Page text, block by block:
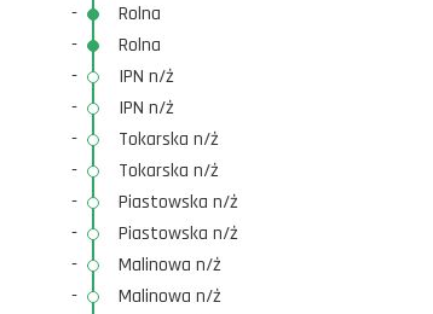
-
Rolna
-
Rolna
-
IPN n/ż
-
IPN n/ż
-
Tokarska n/ż
-
Tokarska n/ż
-
Piastowska n/ż
-
Piastowska n/ż
-
Malinowa n/ż
-
Malinowa n/ż